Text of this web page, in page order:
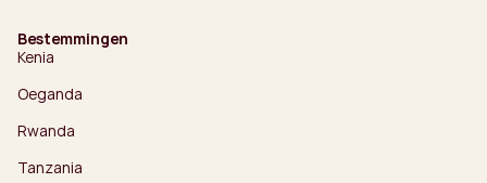
Bestemmingen
Kenia
Oeganda
Rwanda
Tanzania